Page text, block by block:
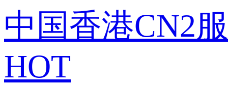
中国香港CN2
HOT